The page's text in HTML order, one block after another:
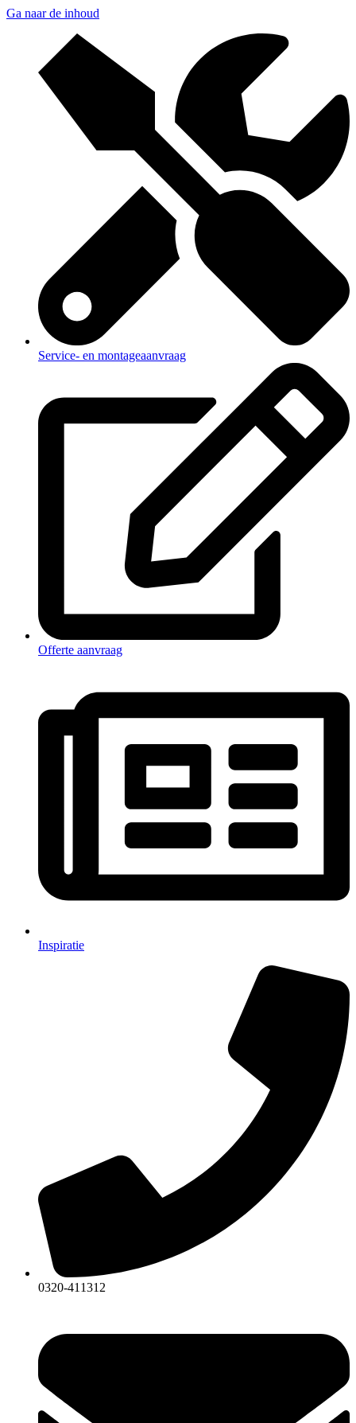
Ga naar de inhoud
Service- en montageaanvraag
Offerte aanvraag
Inspiratie
0320-411312